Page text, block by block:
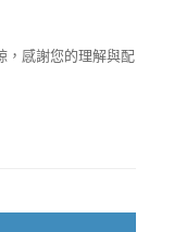
，感謝您的理解與配